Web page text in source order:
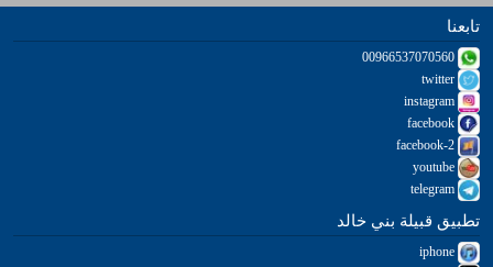
تابعنا
تطبيق قبيلة بني خالد